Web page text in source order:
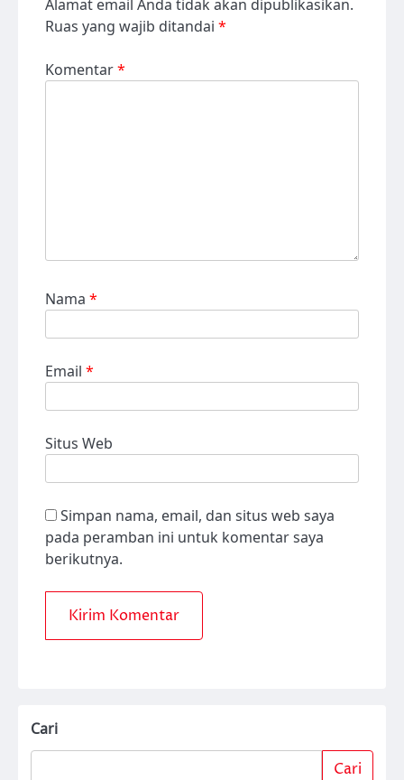
Alamat email Anda tidak akan dipublikasikan.
Ruas yang wajib ditandai *
Komentar*
Nama *
Email *
Situs Web
Simpan nama, email, dan situs web saya
pada peramban ini untuk komentar saya
berikutnya.
Cari
Cari